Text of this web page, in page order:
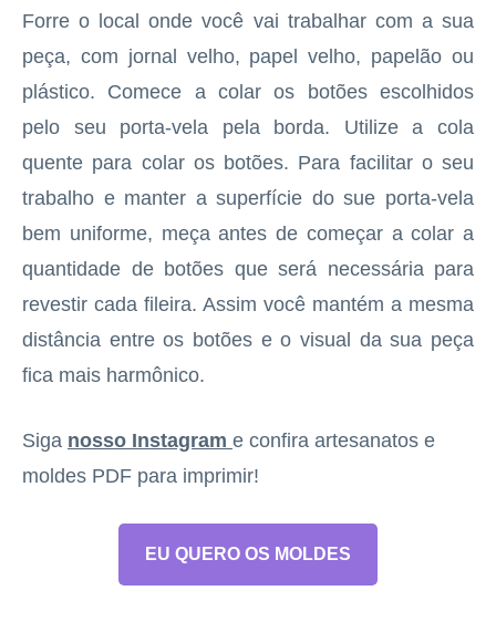
Forre o local onde você vai trabalhar com a sua
peça, com jornal velho, papel velho, papelão ou
plástico. Comece a colar os botões escolhidos
pelo seu porta-vela pela borda. Utilize a cola
quente para colar os botões. Para facilitar o seu
trabalho e manter a superfície do sue porta-vela
bem uniforme, meça antes de começar a colar a
quantidade de botões que será necessária para
revestir cada fileira. Assim você mantém a mesma
distância entre os botões e o visual da sua peça
fica mais harmônico.
Siga nosso Instagram e confira artesanatos e
moldes PDF para imprimir!
EU QUERO OS MOLDES